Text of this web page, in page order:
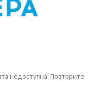
недоступна. Повторите